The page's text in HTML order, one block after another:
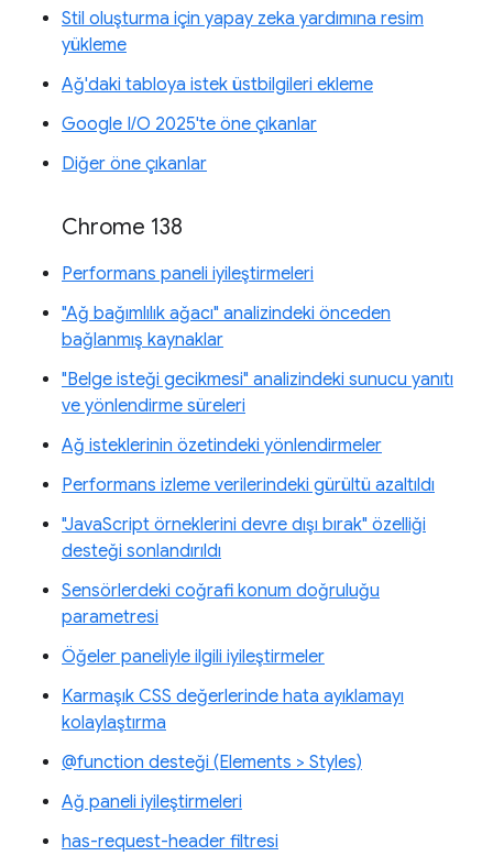
Stil oluşturma için yapay zeka yardımına resim
yükleme
Ağ'daki tabloya istek üstbilgileri ekleme
Google I/O 2025'te öne çıkanlar
Diğer öne çıkanlar
Chrome 138
Performans paneli iyileştirmeleri
"Ağ bağımlılık ağacı" analizindeki önceden
bağlanmış kaynaklar
"Belge isteği gecikmesi" analizindeki sunucu yanıtı
ve yönlendirme süreleri
Ağ isteklerinin özetindeki yönlendirmeler
Performans izleme verilerindeki gürültü azaltıldı
"JavaScript örneklerini devre dışı bırak" özelliği
desteği sonlandırıldı
Sensörlerdeki coğrafi konum doğruluğu
parametresi
Öğeler paneliyle ilgili iyileştirmeler
Karmaşık CSS değerlerinde hata ayıklamayı
kolaylaştırma
@function desteği (Elements > Styles)
Ağ paneli iyileştirmeleri
has-request-header filtresi